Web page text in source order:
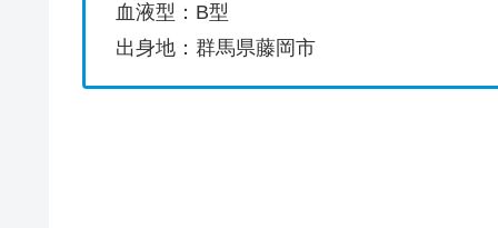
血液型：B型
出身地：群馬県藤岡市